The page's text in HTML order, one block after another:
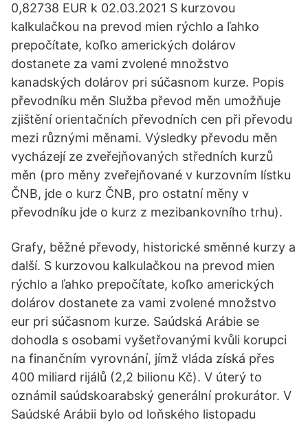
0,82738 EUR k 02.03.2021 S kurzovou
kalkulačkou na prevod mien rýchlo a ľahko
prepočítate, koľko amerických dolárov
dostanete za vami zvolené množstvo
kanadských dolárov pri súčasnom kurze. Popis
převodníku měn Služba převod měn umožňuje
zjištění orientačních převodních cen při převodu
mezi různými měnami. Výsledky převodu měn
vycházejí ze zveřejňovaných středních kurzů
měn (pro měny zveřejňované v kurzovním lístku
ČNB, jde o kurz ČNB, pro ostatní měny v
převodníku jde o kurz z mezibankovního trhu).
Grafy, běžné převody, historické směnné kurzy a
další. S kurzovou kalkulačkou na prevod mien
rýchlo a ľahko prepočítate, koľko amerických
dolárov dostanete za vami zvolené množstvo
eur pri súčasnom kurze. Saúdská Arábie se
dohodla s osobami vyšetřovanými kvůli korupci
na finančním vyrovnání, jímž vláda získá přes
400 miliard rijálů (2,2 bilionu Kč). V úterý to
oznámil saúdskoarabský generální prokurátor. V
Saúdské Arábii bylo od loňského listopadu